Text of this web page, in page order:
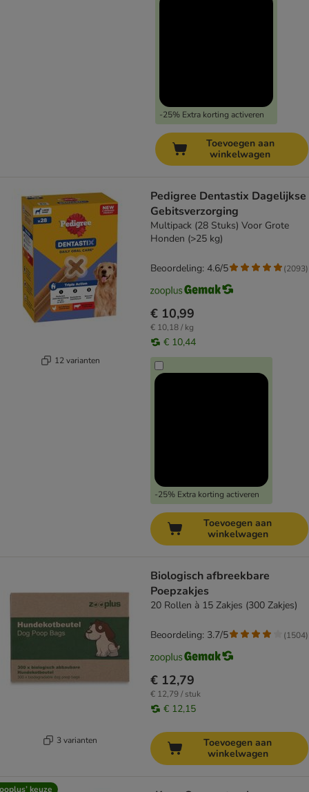
-25% Extra korting activeren
Toevoegen aan
winkelwagen
12 varianten
Pedigree Dentastix Dagelijkse
Gebitsverzorging
Multipack (28 Stuks) Voor Grote
Honden (>25 kg)
€ 10,99
€ 10,18 / kg
€ 10,44
-25% Extra korting activeren
Beoordeling: 4.6/5 (2093)
Toevoegen aan
winkelwagen
3 varianten
Biologisch afbreekbare
Poepzakjes
20 Rollen à 15 Zakjes (300 Zakjes)
€ 12,79
€ 12,79 / stuk
€ 12,15
Beoordeling: 3.7/5 (1504)
Toevoegen aan
winkelwagen
keuze